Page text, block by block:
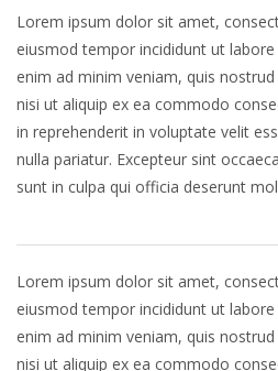
Lorem ipsum dolor sit amet,
eiusmod tempor incididunt ut
enim ad minim veniam, quis
nisi ut aliquip ex ea commodo
in reprehenderit in voluptate velit
nulla pariatur. Excepteur sint
sunt in culpa qui officia deserunt
Lorem ipsum dolor sit amet,
eiusmod tempor incididunt ut
enim ad minim veniam, quis
nisi ut aliquip ex ea commodo